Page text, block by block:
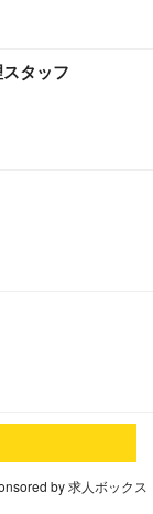
タッフ
by 求人ボックス